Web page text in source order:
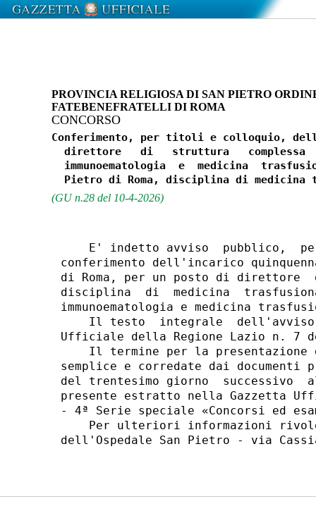
PROVINCIA RELIGIOSA DI SAN PIETRO
FATEBENEFRATELLI DI ROMA
CONCORSO
Conferimento, per titoli e colloquio,
direttore   di   struttura   complessa
immunoematologia  e  medicina
(GU n.28 del 10-4-2026)
E' indetto avviso  pubblico,
conferimento dell'incarico
di Roma, per un posto di
disciplina  di  medicina
immunoematologia e medicina
Il testo  integrale
Ufficiale della Regione Lazio n. 7
Il termine per la presentazione
semplice e corredate dai
del trentesimo giorno  successivo
presente estratto nella Gazzetta
- 4ª Serie speciale «Concorsi ed
Per ulteriori informazioni
dell'Ospedale San Pietro - via